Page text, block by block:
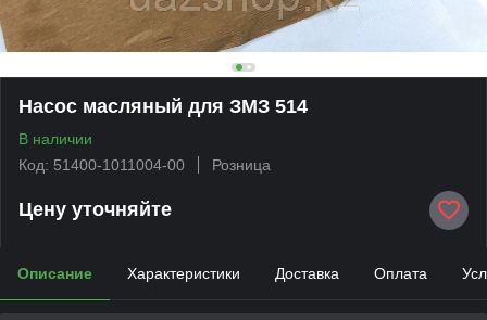
Насос масляный для ЗМЗ 514
В наличии
Код: 51400-1011004-00
Розница
Цену уточняйте
Описание Характеристики Доставка Оплата